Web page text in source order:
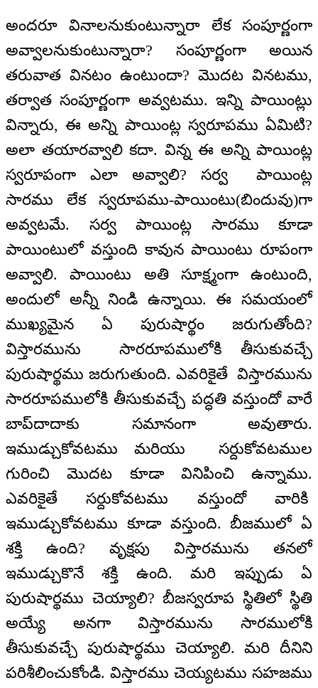
అందరూ వినాలనుకుంటున్నారా లేక సంపూర్ణంగా
అవ్వాలనుకుంటున్నారా? సంపూర్ణంగా అయిన
తరువాత వినటం ఉంటుందా? మొదట వినటము,
తర్వాత సంపూర్ణంగా అవ్వటము. ఇన్ని పాయింట్లు
విన్నారు, ఈ అన్ని పాయింట్ల స్వరూపము ఏమిటి?
అలా తయారవ్వాలి కదా. విన్న ఈ అన్ని పాయింట్ల
స్వరూపంగా ఎలా అవ్వాలి? సర్వ పాయింట్ల
సారము లేక స్వరూపము-పాయింటు(బిందువు)గా
అవ్వటమే. సర్వ పాయింట్ల సారము కూడా
పాయింటులో వస్తుంది కావున పాయింటు రూపంగా
అవ్వాలి. పాయింటు అతి సూక్ష్మంగా ఉంటుంది,
అందులో అన్నీ నిండి ఉన్నాయి. ఈ సమయంలో
ముఖ్యమైన ఏ పురుషార్థం జరుగుతోంది?
విస్తారమును సారరూపములోకి తీసుకువచ్చే
పురుషార్థము జరుగుతుంది. ఎవరికైతే విస్తారమును
సారరూపములోకి తీసుకువచ్చే పద్ధతి వస్తుందో వారే
బాప్‌దాదాకు సమానంగా అవుతారు.
ఇముడ్చుకోవటము మరియు సర్దుకోవటముల
గురించి మొదట కూడా వినిపించి ఉన్నాము.
ఎవరికైతే సర్దుకోవటము వస్తుందో వారికి
ఇముడ్చుకోవటము కూడా వస్తుంది. బీజములో ఏ
శక్తి ఉంది? వృక్షపు విస్తారమును తనలో
ఇముడ్చుకొనే శక్తి ఉంది. మరి ఇప్పుడు ఏ
పురుషార్థము చెయ్యాలి? బీజస్వరూప స్థితిలో స్థితి
అయ్యే అనగా విస్తారమును సారములోకి
తీసుకువచ్చే పురుషార్థము చెయ్యాలి. మరి దీనిని
పరిశీలించుకోండి. విస్తారము చెయ్యటము సహజము